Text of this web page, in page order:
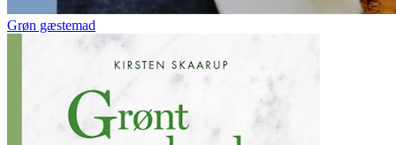
Grøn gæstemad